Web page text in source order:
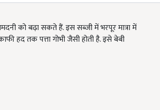
को बढ़ा सकते हैं. इस सब्जी में भरपूर मात्रा में
हद तक पत्ता गोभी जैसी होती है. इसे बेबी